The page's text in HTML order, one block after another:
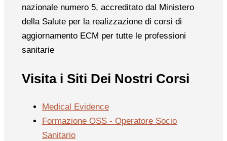
nazionale numero 5, accreditato dal Ministero
della Salute per la realizzazione di corsi di
aggiornamento ECM per tutte le professioni
sanitarie
Visita i Siti Dei Nostri Corsi
Medical Evidence
Formazione OSS - Operatore Socio
Sanitario